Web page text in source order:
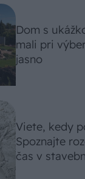
Dom s
mali pri
jasno
Viete, kedy
Spoznajte
čas v